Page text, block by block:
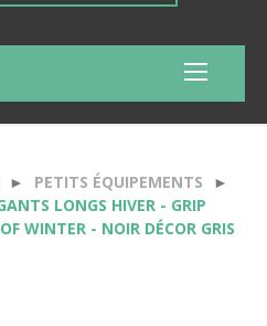
PETITS ÉQUIPEMENTS
LONGS HIVER - GRIP
WINTER - NOIR DÉCOR GRIS